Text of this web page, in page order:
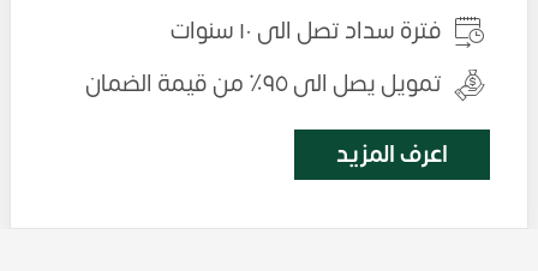
فترة سداد تصل الى ١٠ سنوات
تمويل يصل الى ٩٥٪ من قيمة الضمان
اعرف المزيد